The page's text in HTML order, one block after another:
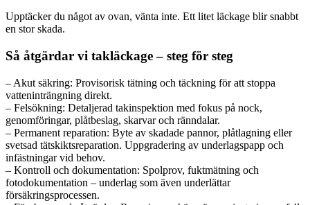
Upptäcker du något av ovan, vänta inte. Ett litet läckage blir snabbt
en stor skada.
Så åtgärdar vi takläckage – steg för steg
– Akut säkring: Provisorisk tätning och täckning för att stoppa
vatteninträngning direkt.
– Felsökning: Detaljerad takinspektion med fokus på nock,
genomföringar, plåtbeslag, skarvar och ränndalar.
– Permanent reparation: Byte av skadade pannor, plåtlagning eller
svetsad tätskiktsreparation. Uppgradering av underlagspapp och
infästningar vid behov.
– Kontroll och dokumentation: Spolprov, fuktmätning och
fotodokumentation – underlag som även underlättar
försäkringsprocessen.